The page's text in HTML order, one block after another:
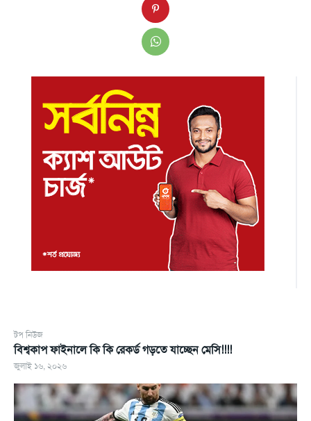
টপ নিউজ
বিশ্বকাপ ফাইনালে কি কি রেকর্ড গড়তে যাচ্ছেন মেসি!!!!
জুলাই ১৬, ২০২৬